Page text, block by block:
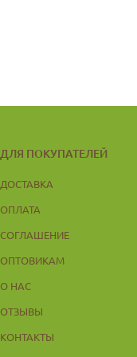
ДЛЯ ПОКУПАТЕЛЕЙ
ДОСТАВКА
ОПЛАТА
СОГЛАШЕНИЕ
ОПТОВИКАМ
О НАС
ОТЗЫВЫ
КОНТАКТЫ